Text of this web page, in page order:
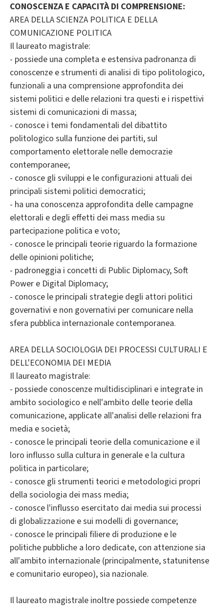
CONOSCENZA E CAPACITÀ DI COMPRENSIONE:
AREA DELLA SCIENZA POLITICA E DELLA
COMUNICAZIONE POLITICA
Il laureato magistrale:
- possiede una completa e estensiva padronanza di
conoscenze e strumenti di analisi di tipo politologico,
funzionali a una comprensione approfondita dei
sistemi politici e delle relazioni tra questi e i rispettivi
sistemi di comunicazioni di massa;
- conosce i temi fondamentali del dibattito
politologico sulla funzione dei partiti, sul
comportamento elettorale nelle democrazie
contemporanee;
- conosce gli sviluppi e le configurazioni attuali dei
principali sistemi politici democratici;
- ha una conoscenza approfondita delle campagne
elettorali e degli effetti dei mass media su
partecipazione politica e voto;
- conosce le principali teorie riguardo la formazione
delle opinioni politiche;
- padroneggia i concetti di Public Diplomacy, Soft
Power e Digital Diplomacy;
- conosce le principali strategie degli attori politici
governativi e non governativi per comunicare nella
sfera pubblica internazionale contemporanea.
AREA DELLA SOCIOLOGIA DEI PROCESSI CULTURALI E
DELL'ECONOMIA DEI MEDIA
Il laureato magistrale:
- possiede conoscenze multidisciplinari e integrate in
ambito sociologico e nell'ambito delle teorie della
comunicazione, applicate all'analisi delle relazioni fra
media e società;
- conosce le principali teorie della comunicazione e il
loro influsso sulla cultura in generale e la cultura
politica in particolare;
- conosce gli strumenti teorici e metodologici propri
della sociologia dei mass media;
- conosce l'influsso esercitato dai media sui processi
di globalizzazione e sui modelli di governance;
- conosce le principali filiere di produzione e le
politiche pubbliche a loro dedicate, con attenzione sia
all'ambito internazionale (principalmente, statunitense
e comunitario europeo), sia nazionale.
Il laureato magistrale inoltre possiede competenze